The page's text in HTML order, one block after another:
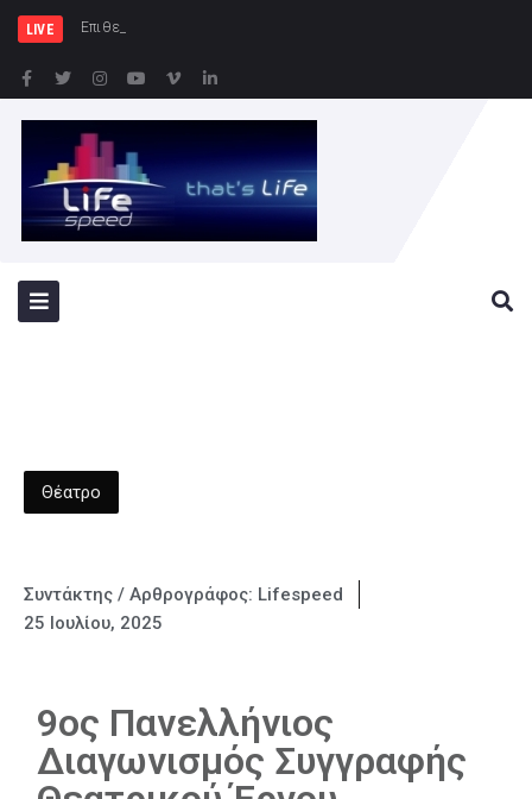
LIVE Επιθετικός πόλεμος της Ρωσί
Θέατρο
Συντάκτης / Αρθρογράφος: Lifespeed
25 Ιουλίου, 2025
9ος Πανελλήνιος
Διαγωνισμός Συγγραφής